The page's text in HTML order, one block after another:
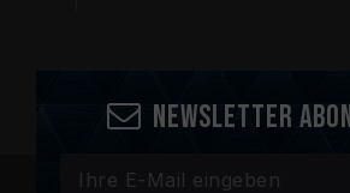
Newsletter